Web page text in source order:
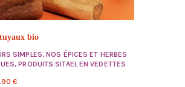
bio
SIMPLES,NOS ÉPICES ET HERBES
,PRODUITS SITAEL EN VEDETTES
€